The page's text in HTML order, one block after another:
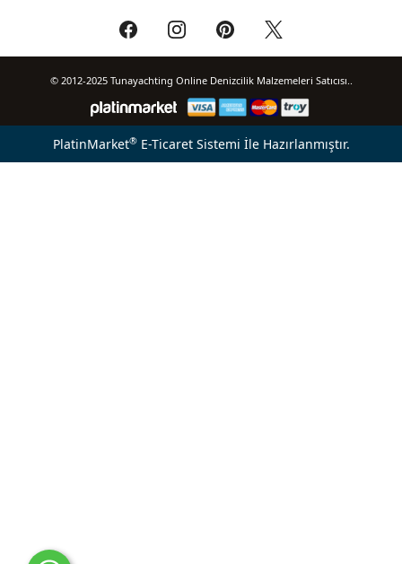
© 2012-2025 Tunayachting Online Denizcilik Malzemeleri Satıcısı..
PlatinMarket®E-Ticaret Sistemi İle Hazırlanmıştır.